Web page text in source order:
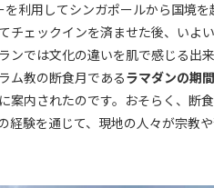
を利用してシンガポールから国境
チェックインを済ませた後、いよ
ンでは文化の違いを肌で感じる出
ム教の断食月であるラマダンの期間
案内されたのです。おそらく、断
経験を通じて、現地の人々が宗教